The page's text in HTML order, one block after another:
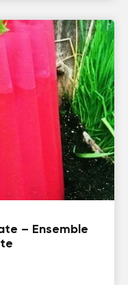
– Ensemble